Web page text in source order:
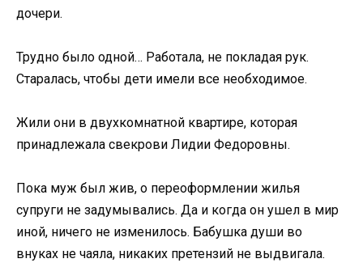
дочери.
Трудно было одной… Работала, не покладая рук.
Старалась, чтобы дети имели все необходимое.
Жили они в двухкомнатной квартире, которая
принадлежала свекрови Лидии Федоровны.
Пока муж был жив, о переоформлении жилья
супруги не задумывались. Да и когда он ушел в мир
иной, ничего не изменилось. Бабушка души во
внуках не чаяла, никаких претензий не выдвигала.